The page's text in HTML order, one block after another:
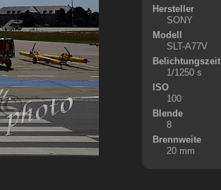
Hersteller
SONY
Modell
SLT-A77V
Belichtungszeit
1/1250 s
ISO
100
Blende
8
Brennweite
20 mm